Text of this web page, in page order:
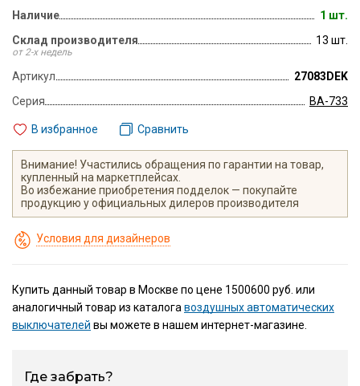
Наличие
1 шт.
Склад производителя
от 2-х недель
13 шт.
Артикул
27083DEK
Серия
ВА-733
В избранное Сравнить
Внимание! Участились обращения по гарантии на товар,
купленный на маркетплейсах.
Во избежание приобретения подделок — покупайте
продукцию у официальных дилеров производителя
Условия для дизайнеров
Купить данный товар в Москве по цене 1500600 руб. или
аналогичный товар из каталогавоздушных автоматических
выключателей вы можете в нашем интернет-магазине.
Где забрать?